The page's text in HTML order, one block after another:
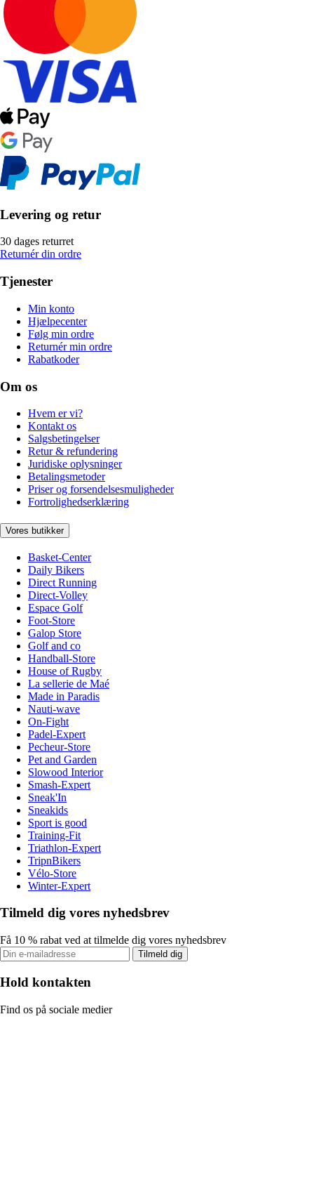
Levering og retur
30 dages returret
Returnér din ordre
Tjenester
Min konto
Hjælpecenter
Følg min ordre
Returnér min ordre
Rabatkoder
Om os
Hvem er vi?
Kontakt os
Salgsbetingelser
Retur & refundering
Juridiske oplysninger
Betalingsmetoder
Priser og forsendelsesmuligheder
Fortrolighedserklæring
Vores butikker
Basket-Center
Daily Bikers
Direct Running
Direct-Volley
Espace Golf
Foot-Store
Galop Store
Golf and co
Handball-Store
House of Rugby
La sellerie de Maé
Made in Paradis
Nauti-wave
On-Fight
Padel-Expert
Pecheur-Store
Pet and Garden
Slowood Interior
Smash-Expert
Sneak'In
Sneakids
Sport is good
Training-Fit
Triathlon-Expert
TripnBikers
Vélo-Store
Winter-Expert
Tilmeld dig vores nyhedsbrev
Få 10 % rabat ved at tilmelde dig vores nyhedsbrev
Tilmeld dig
Hold kontakten
Find os på sociale medier